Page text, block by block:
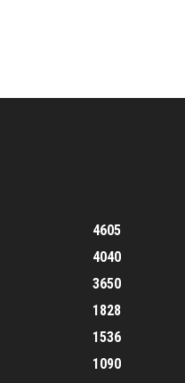
4605
4040
3650
1828
1536
1090